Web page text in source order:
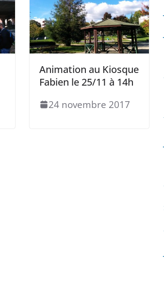
Animation au Kiosque
Fabien le 25/11 à 14h
24 novembre 2017